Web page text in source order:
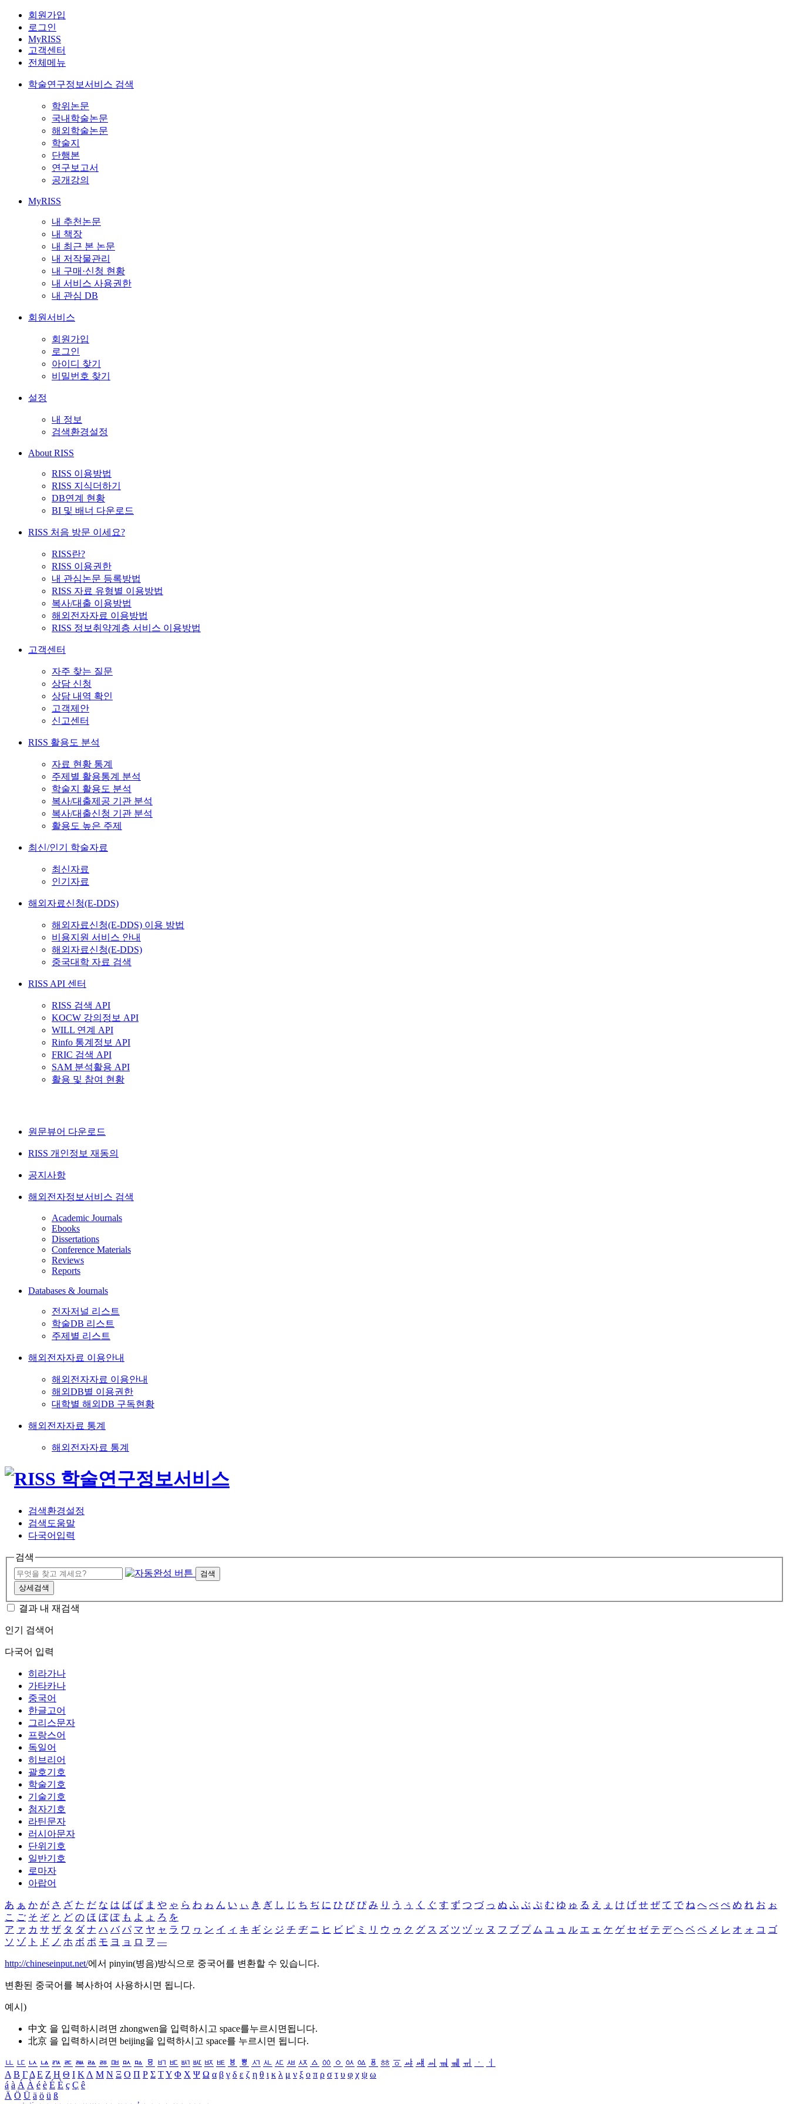
회원가입
로그인
MyRISS
고객센터
전체메뉴
학술연구정보서비스 검색
학위논문
국내학술논문
해외학술논문
학술지
단행본
연구보고서
공개강의
MyRISS
내 추천논문
내 책장
내 최근 본 논문
내 저작물관리
내 구매·신청 현황
내 서비스 사용권한
내 관심 DB
회원서비스
회원가입
로그인
아이디 찾기
비밀번호 찾기
설정
내 정보
검색환경설정
About RISS
RISS 이용방법
RISS 지식더하기
DB연계 현황
BI 및 배너 다운로드
RISS 처음 방문 이세요?
RISS란?
RISS 이용권한
내 관심논문 등록방법
RISS 자료 유형별 이용방법
복사/대출 이용방법
해외전자자료 이용방법
RISS 정보취약계층 서비스 이용방법
고객센터
자주 찾는 질문
상담 신청
상담 내역 확인
고객제안
신고센터
RISS 활용도 분석
자료 현황 통계
주제별 활용통계 분석
학술지 활용도 분석
복사/대출제공 기관 분석
복사/대출신청 기관 분석
활용도 높은 주제
최신/인기 학술자료
최신자료
인기자료
해외자료신청(E-DDS)
해외자료신청(E-DDS) 이용 방법
비용지원 서비스 안내
해외자료신청(E-DDS)
중국대학 자료 검색
RISS API 센터
RISS 검색 API
KOCW 강의정보 API
WILL 연계 API
Rinfo 통계정보 API
FRIC 검색 API
SAM 분석활용 API
활용 및 참여 현황
원문뷰어 다운로드
RISS 개인정보 재동의
공지사항
해외전자정보서비스 검색
Academic Journals
Ebooks
Dissertations
Conference Materials
Reviews
Reports
Databases & Journals
전자저널 리스트
학술DB 리스트
주제별 리스트
해외전자자료 이용안내
해외전자자료 이용안내
해외DB별 이용권한
대학별 해외DB 구독현황
해외전자자료 통계
해외전자자료 통계
검색환경설정
검색도움말
다국어입력
검색
검색
상세검색
결과 내 재검색
인기 검색어
다국어 입력
히라가나
가타카나
중국어
한글고어
그리스문자
프랑스어
독일어
히브리어
괄호기호
학술기호
기술기호
첨자기호
라틴문자
러시아문자
단위기호
일반기호
로마자
아랍어
あ ぁ か が さ ざ た だ な は ば ぱ ま や ゃ ら わ ゎ ん い ぃ き ぎ し じ ち ぢ に ひ び ぴ み り う ぅ く ぐ す ず つ づ っ ぬ ふ ぶ ぷ む ゆ ゅ る え ぇ け げ せ ぜ て で ね へ べ ぺ め れ お ぉ
こ ご そ ぞ と ど の ほ ぼ ぽ も よ ょ ろ を
ア ァ カ サ ザ タ ダ ナ ハ バ パ マ ヤ ャ ラ ワ ヮ ン イ ィ キ ギ シ ジ チ ヂ ニ ヒ ビ ピ ミ リ ウ ゥ ク グ ス ズ ツ ヅ ッ ヌ フ ブ プ ム ユ ュ ル エ ェ ケ ゲ セ ゼ テ デ ヘ ベ ペ メ レ オ ォ コ ゴ
ソ ゾ ト ド ノ ホ ボ ポ モ ヨ ョ ロ ヲ ―
http://chineseinput.net/에서 pinyin(병음)방식으로 중국어를 변환할 수 있습니다.
변환된 중국어를 복사하여 사용하시면 됩니다.
예시)
中文 을 입력하시려면 zhongwen을 입력하시고 space를누르시면됩니다.
北京 을 입력하시려면 beijing을 입력하시고 space를 누르시면 됩니다.
ㅥ ㅦ ㅧ ㅨ ㅩ ㅪ ㅫ ㅬ ㅭ ㅮ ㅯ ㅰ ㅱ ㅲ ㅳ ㅴ ㅵ ㅶ ㅷ ㅸ ㅹ ㅺ ㅻ ㅼ ㅽ ㅾ ㅿ ㆀ ㆁ ㆂ ㆃ ㆄ ㆅ ㆆ ㆇ ㆈ ㆉ ㆊ ㆋ ㆌ ㆍ
ㆎ
Α Β ΓΔ Ε Ζ Η Θ Ι ΚΛ Μ Ν Ξ Ο Π Ρ Σ ΤΥ Φ Χ Ψ Ω α β γ δ ε ζ η θ ι κ λ μ ν ξ ο π ρ σ τ υ φ χ ψ ω
á à Á À é è É È ç Ç ê
Ä Ö Ü ä ö ü ß